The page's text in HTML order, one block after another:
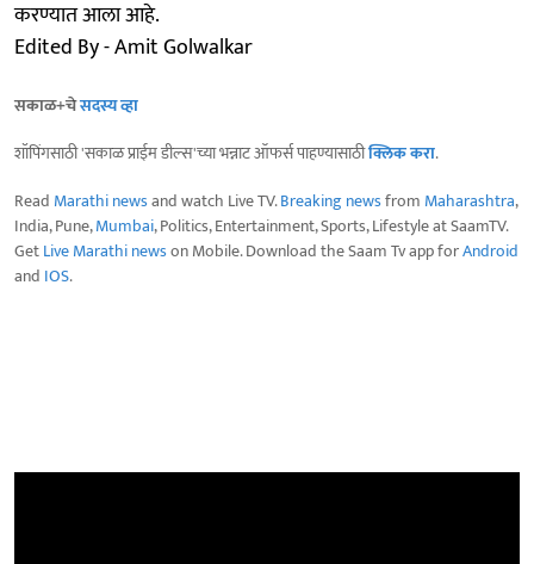
करण्यात आला आहे.
Edited By - Amit Golwalkar
सकाळ+चेसदस्य व्हा
शॉपिंगसाठी 'सकाळ प्राईम डील्स'च्या भन्नाट ऑफर्स पाहण्यासाठीक्लिक करा.
Read Marathi newsand watch Live TV.Breaking newsfrom Maharashtra,
India, Pune,Mumbai, Politics, Entertainment, Sports, Lifestyle at SaamTV.
GetLive Marathi newson Mobile. Download the Saam Tv app forAndroid
and IOS.